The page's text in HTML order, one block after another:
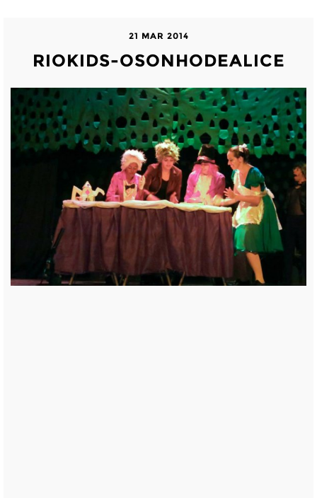
21 MAR 2014
RIOKIDS-OSONHODEALICE